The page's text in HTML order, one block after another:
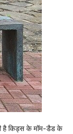
है किड्स के मॉम-डैड के